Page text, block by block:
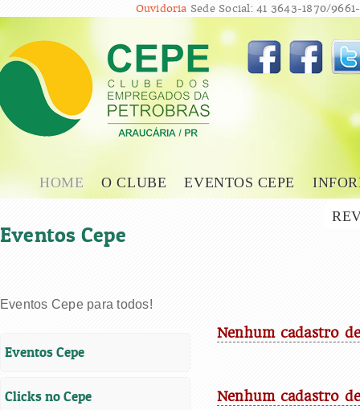
Ouvidoria Sede Social: 41 3643-1870/
HOME O CLUBE EVENTOS CEPE
Eventos Cepe
Eventos Cepe para todos!
Eventos Cepe
Clicks no Cepe
Nenhum cadastro
Nenhum cadastro